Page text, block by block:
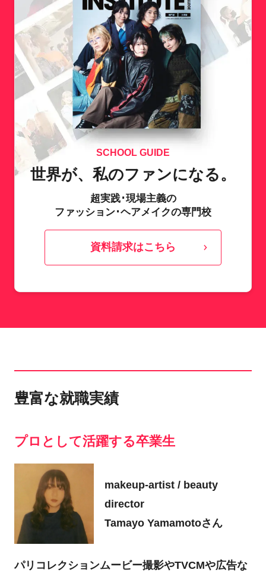
SCHOOL GUIDE
世界が、私のファンになる。
超実践･現場主義の
ファッション･ヘアメイクの専門校
資料請求はこちら
豊富な就職実績
プロとして活躍する卒業生
makeup-artist / beauty
director
Tamayo Yamamotoさん
パリコレクションムービー撮影やTVCMや広告な